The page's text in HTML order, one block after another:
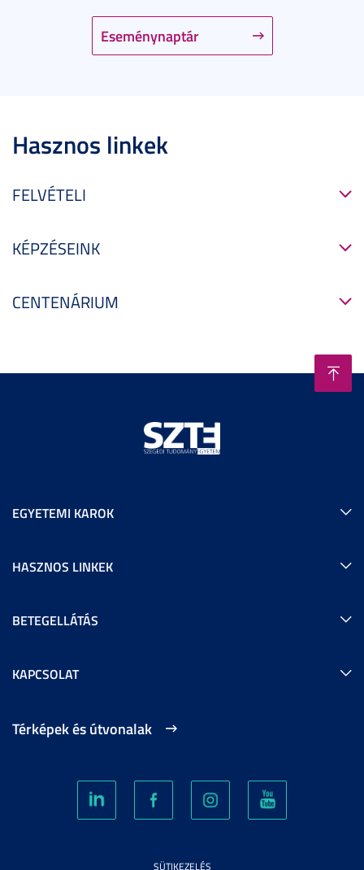
Eseménynaptár
Hasznos linkek
FELVÉTELI
KÉPZÉSEINK
CENTENÁRIUM
EGYETEMI KAROK
HASZNOS LINKEK
BETEGELLÁTÁS
KAPCSOLAT
Térképek és útvonalak
SÜTIKEZELÉS